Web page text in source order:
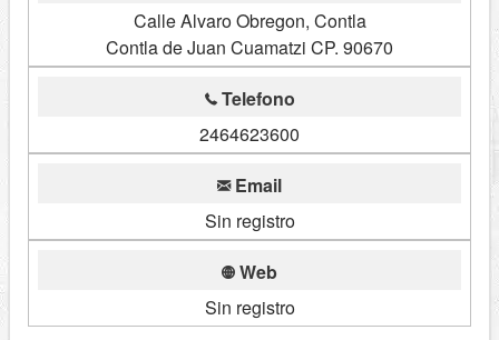
Calle Alvaro Obregon, Contla
Contla de Juan Cuamatzi CP. 90670
Telefono
2464623600
Email
Sin registro
Web
Sin registro